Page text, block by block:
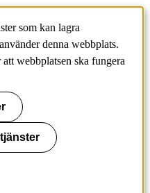
som kan lagra
denna webbplats.
webbplatsen ska fungera